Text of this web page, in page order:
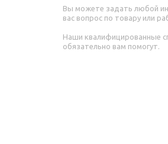
Вы можете задать любой
вас вопрос по товару или
Наши квалифицированные
обязательно вам помогут.